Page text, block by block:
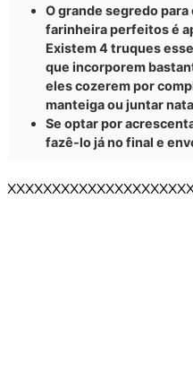
O grande segredo
farinheira perfeitos é
Existem 4 truques
que incorporem
eles cozerem por
manteiga ou juntar
Se optar por
fazê-lo já no final e